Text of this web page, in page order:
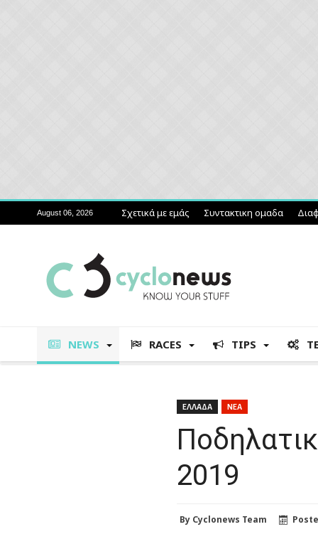
August 06, 2026 Σχετικά με εμάς Συντακτικη ομαδα
NEWS RACES TIPS
ΕΛΛΑΔΑ ΝΕΑ
2019
By Cyclonews Team